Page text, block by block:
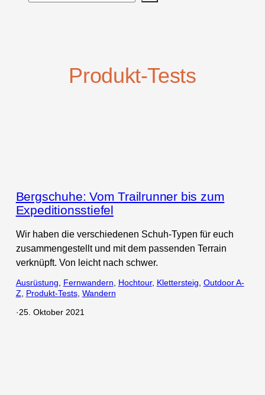
Produkt-Tests
Bergschuhe: Vom Trailrunner bis zum
Expeditionsstiefel
Wir haben die verschiedenen Schuh-Typen für euch
zusammengestellt und mit dem passenden Terrain
verknüpft. Von leicht nach schwer.
Ausrüstung Fernwandern Hochtour, Klettersteig Outdoor A-
Z
Produkt-Tests, Wandern
·25. Oktober 2021